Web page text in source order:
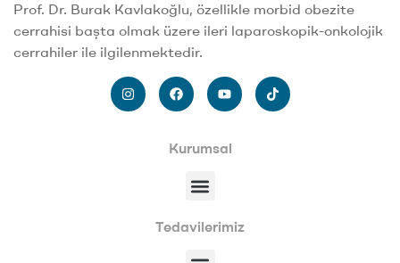
Prof. Dr. Burak Kavlakoğlu, özellikle morbid obezite
cerrahisi başta olmak üzere ileri laparoskopik-onkolojik
cerrahiler ile ilgilenmektedir.
Kurumsal
Tedavilerimiz